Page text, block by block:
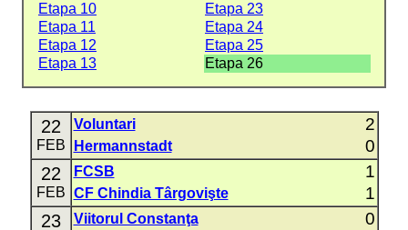
Etapa 10
Etapa 23
Etapa 11
Etapa 24
Etapa 12
Etapa 25
Etapa 13
Etapa 26
22
FEB
Voluntari 2
Hermannstadt 0
22
FEB
FCSB 1
CF Chindia Târgovişte 1
23 Viitorul Constanţa 0